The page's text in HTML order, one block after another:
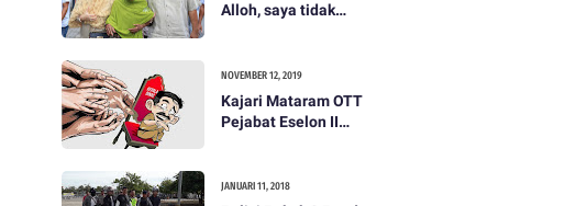
Alloh, saya tidak
itu bohong
NOVEMBER 12, 2019
Kajari Mataram OTT
Pejabat Eselon II
JANUARI 11, 2018